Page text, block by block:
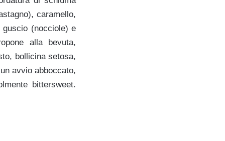
caramello,
(nocciole) e
alla bevuta,
bollicina setosa,
avvio abboccato,
bittersweet.